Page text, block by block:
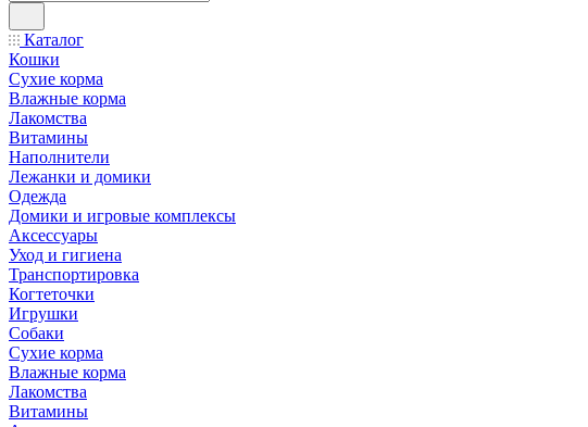
Каталог
Кошки
Сухие корма
Влажные корма
Лакомства
Витамины
Наполнители
Лежанки и домики
Одежда
Домики и игровые комплексы
Аксессуары
Уход и гигиена
Транспортировка
Когтеточки
Игрушки
Собаки
Сухие корма
Влажные корма
Лакомства
Витамины